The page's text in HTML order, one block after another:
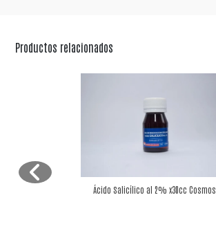
Productos relacionados
Ácido Salicílico al 2% x30cc Cosmos